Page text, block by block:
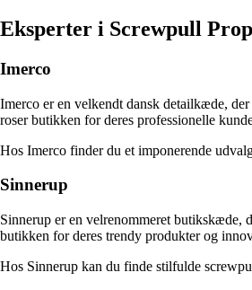
Eksperter i Screwpull
Imerco
Imerco er en velkendt dansk detailkæde,
roser butikken for deres professionelle
Hos Imerco finder du et imponerende
Sinnerup
Sinnerup er en velrenommeret butikskæde,
butikken for deres trendy produkter og
Hos Sinnerup kan du finde stilfulde